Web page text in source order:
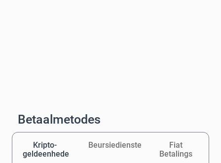
Betaalmetodes
Kripto-
geldeenhede
Beursiedienste
Fiat
Betalings